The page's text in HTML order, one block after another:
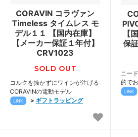
CORAVIN コラヴァン
Timeless タイムレス モ
デル１１ 【国内在庫】
【メーカー保証１年付】
CRV1023
SOLD OUT
コルクを抜かずにワインが注げる
CORAVINの電動モデル
LINK > ギフトラッピング
【
保
ニー
的で
LINK